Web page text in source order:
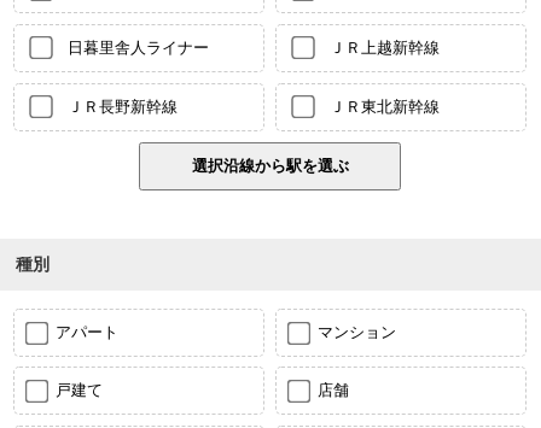
日暮里舎人ライナー ＪＲ上越新幹線
ＪＲ長野新幹線 ＪＲ東北新幹線
種別
アパート マンション
戸建て 店舗